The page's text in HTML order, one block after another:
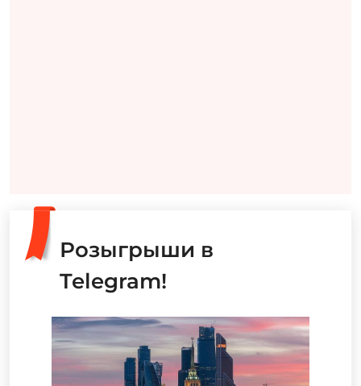
Розыгрыши в
Telegram!